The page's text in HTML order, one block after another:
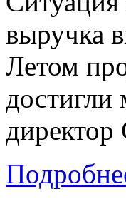
выручка
Летом
достигли
директор